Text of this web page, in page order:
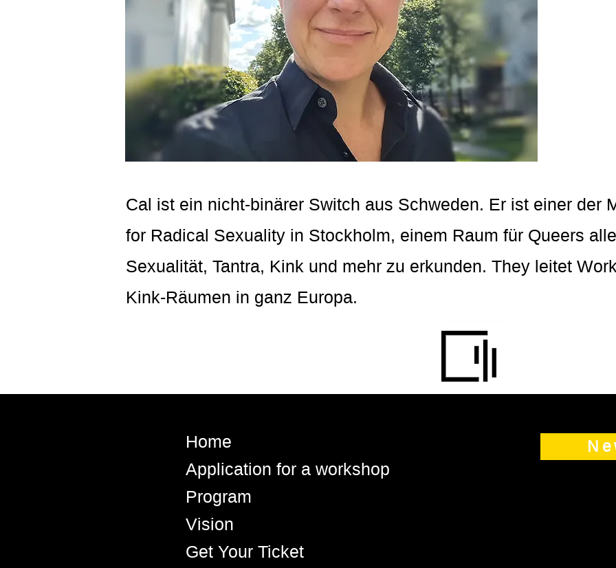
Cal ist ein nicht-binärer Switch aus Schweden. Er ist einer der
for Radical Sexuality in Stockholm, einem Raum für Queers
Sexualität, Tantra, Kink und mehr zu erkunden. They leitet
Kink-Räumen in ganz Europa.
Home
Application for a workshop
Program
Vision
Get Your Ticket